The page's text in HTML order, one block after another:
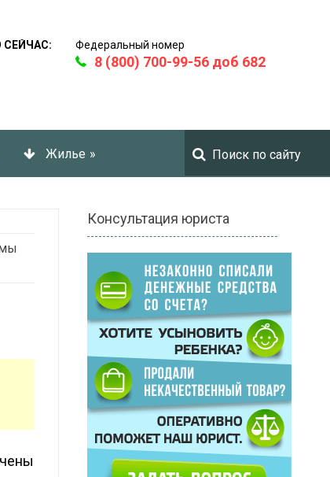
Федеральный номер
8 (800) 700-99-56 доб 682
Жилье »
Консультация юриста